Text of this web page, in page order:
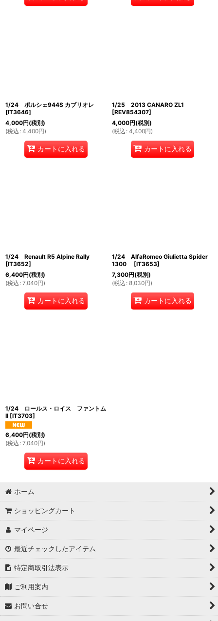
1/24 ポルシェ944S カブリオレ
[IT3646]
4,000円(税別)
(税込 : 4,400円)
カートに入れる
1/25 2013 CANARO ZL1
[REV854307]
4,000円(税別)
(税込 : 4,400円)
カートに入れる
1/24 Renault R5 Alpine Rally
[IT3652]
6,400円(税別)
(税込 : 7,040円)
カートに入れる
1/24 AlfaRomeo Giulietta Spider
1300
[IT3653]
7,300円(税別)
(税込 : 8,030円)
カートに入れる
1/24 ロールス・ロイス ファントム
II [IT3703]
6,400円(税別)
(税込 : 7,040円)
カートに入れる
ホーム
ショッピングカート
マイページ
最近チェックしたアイテム
特定商取引法表示
ご利用案内
お問い合せ